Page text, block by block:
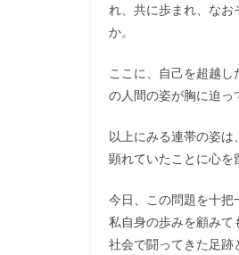
れ、共に歩まれ、なお
か。
ここに、自己を超越
の人間の姿が胸に迫っ
以上にみる連帯の姿
顕れていたことに心を
今日、この問題を十
私自身の歩みを顧み
社会で闘ってきた足跡